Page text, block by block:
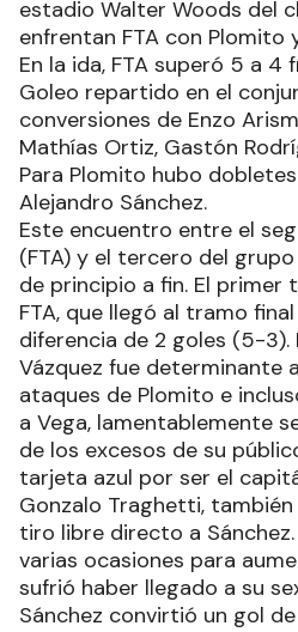
estadio Walter Woods del
enfrentan FTA con Plomito
En la ida, FTA superó 5 a 4
Goleo repartido en el
conversiones de Enzo
Mathías Ortiz, Gastón
Para Plomito hubo
Alejandro Sánchez.
Este encuentro entre el
(FTA) y el tercero del
de principio a fin. El
FTA, que llegó al tramo
diferencia de 2 goles (5-3).
Vázquez fue determinante
ataques de Plomito e
a Vega, lamentablemente
de los excesos de su
tarjeta azul por ser el
Gonzalo Traghetti,
tiro libre directo a
varias ocasiones para
sufrió haber llegado a su
Sánchez convirtió un gol